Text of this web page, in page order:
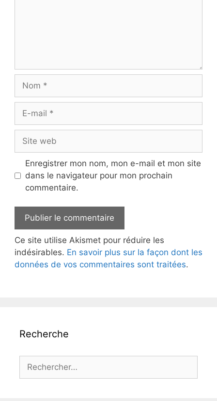
Nom
Site
web
Enregistrer mon nom, mon e-mail et mon site
dans le navigateur pour mon prochain
commentaire.
Ce site utilise Akismet pour réduire les
indésirables. En savoir plus sur la façon dont les
données de vos commentaires sont traitées.
Recherche
Rechercher :